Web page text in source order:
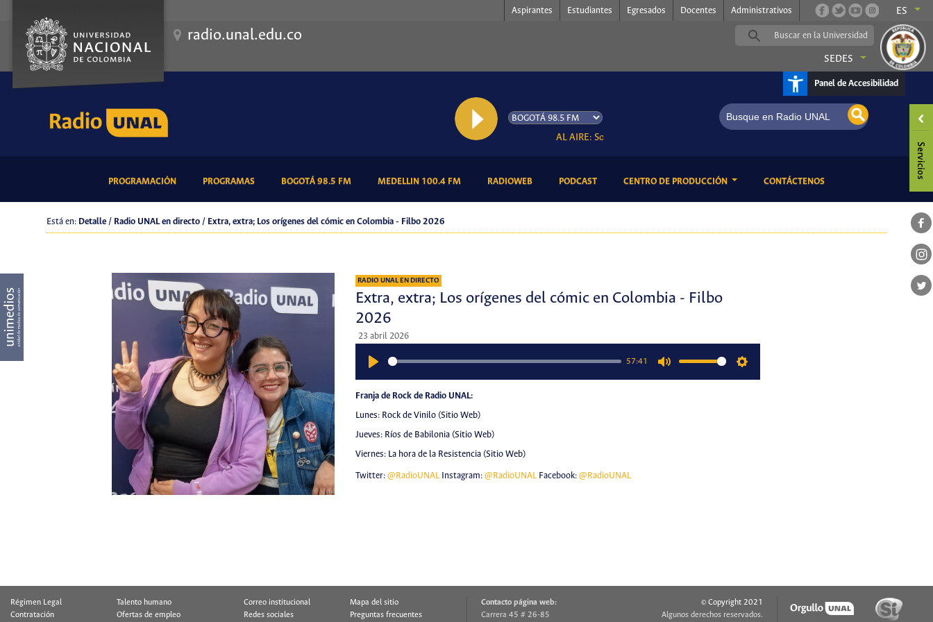
Aspirantes Estudiantes Egresados Docentes Administrativos ES
radio.unal.edu.co
SEDES
Panel de Accesibilidad
AL AIRE: Somos Radio UNAL, somos música
PROGRAMACIÓN(CURRENT)PROGRAMAS(CURRENT)BOGOTÁ 98.5 FM(CURRENT)MEDELLIN 100.4 FM(CURRENT)RADIOWEB(CURRENT)PODCAST(CURRENT)CENTRO DE PRODUCCIÓN CONTÁCTENOS(CURRENT)
Está en: Detalle / Radio UNAL en directo / Extra, extra; Los orígenes del cómic en Colombia - Filbo 2026
RADIO UNAL EN DIRECTO
Extra, extra; Los orígenes del cómic en Colombia - Filbo
2026
23 abril 2026
57:41
Franja de Rock de Radio UNAL:
Lunes: Rock de Vinilo (Sitio Web)
Jueves: Ríos de Babilonia (Sitio Web)
Viernes: La hora de la Resistencia (Sitio Web)
Twitter: @RadioUNALInstagram: @RadioUNALFacebook: @RadioUNAL
Régimen Legal
Talento humano
Contratación
Ofertas de empleo
Correo institucional
Mapa del sitio
Redes sociales
Preguntas frecuentes
Contacto página web:
Carrera 45 # 26-85
© Copyright 2021
Algunos derechos reservados.